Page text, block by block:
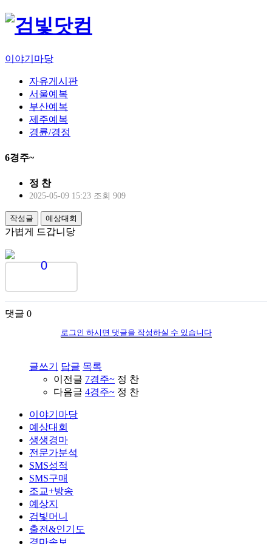
이야기마당
자유게시판
서울예복
부산예복
제주예복
경륜/경정
6경주~
정 찬
2025-05-09 15:23 조회 909
작성글 예상대회
가볍게 드갑니당
0
댓글 0
로그인 하시면 댓글을 작성하실 수 있습니다
글쓰기 답글 목록
이전글 7경주~ 정 찬
다음글 4경주~ 정 찬
이야기마당
예상대회
생생경마
전문가분석
SMS성적
SMS구매
조교+방송
예상지
검빛머니
출전&인기도